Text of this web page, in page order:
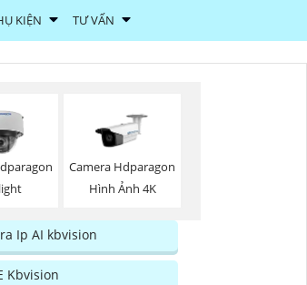
KIỆN TƯ VẤN
Camera Hdparagon
Hình Ảnh 4K
Ip AI kbvision
Kbvision